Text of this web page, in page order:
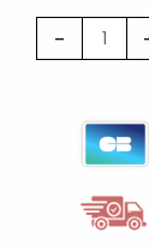
-
quantité
de
bijoux
médaille
papillon